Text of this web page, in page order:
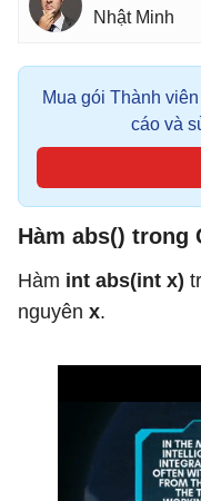
Nhật Minh
Mua gói Thành
cáo và
Hàm abs() trong
Hàm int abs(int x)
nguyên x.